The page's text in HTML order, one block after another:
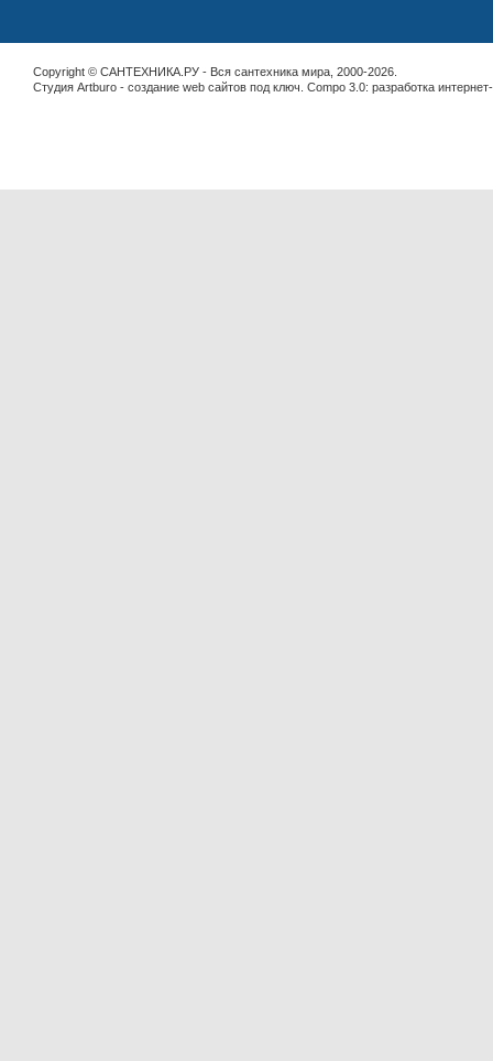
Copyright © САНТЕХНИКА.РУ - Вся сантехника мира, 2000-2026.
Студия Artburo - cоздание web сайтов под ключ . Compo 3.0: разработка